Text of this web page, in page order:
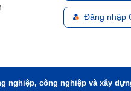
Đăng nhập
nghiệp, công nghiệp và xây